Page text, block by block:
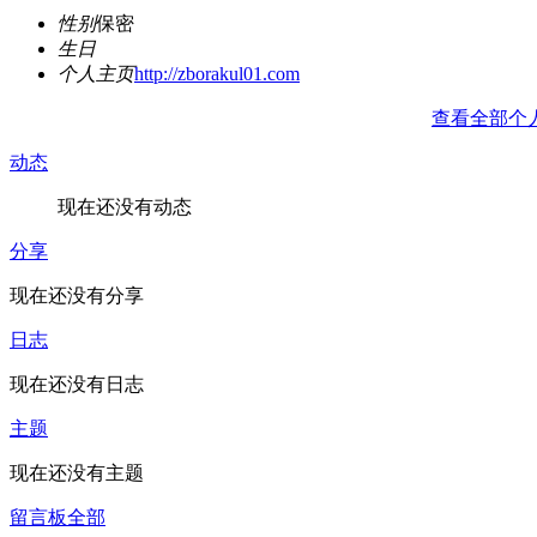
性别保密
生日
个人主页http://zborakul01.com
查看全部个
动态
现在还没有动态
分享
现在还没有分享
日志
现在还没有日志
主题
现在还没有主题
留言板全部